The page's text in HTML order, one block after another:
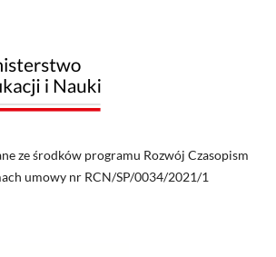
ze środków programu Rozwój Czasopism
umowy nr RCN/SP/0034/2021/1